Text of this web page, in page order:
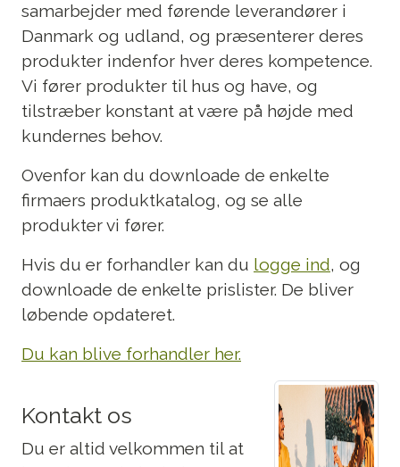
samarbejder med førende leverandører i
Danmark og udland, og præsenterer deres
produkter indenfor hver deres kompetence.
Vi fører produkter til hus og have, og
tilstræber konstant at være på højde med
kundernes behov.
Ovenfor kan du downloade de enkelte
firmaers produktkatalog, og se alle
produkter vi fører.
Hvis du er forhandler kan du logge ind, og
downloade de enkelte prislister. De bliver
løbende opdateret.
Du kan blive forhandler her.
Kontakt os
Du er altid velkommen til at